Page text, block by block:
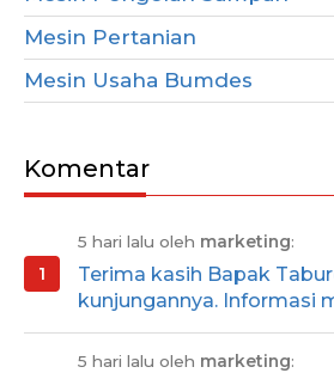
Mesin Pertanian
Mesin Usaha Bumdes
Komentar
5 hari lalu oleh marketing:
Terima kasih Bapak
kunjungannya. Informasi
5 hari lalu oleh marketing: